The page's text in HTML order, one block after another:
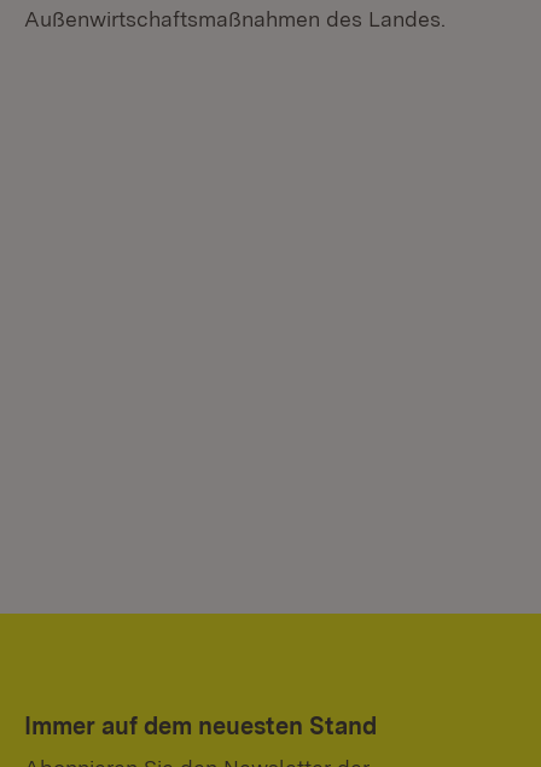
Außenwirtschaftsmaßnahmen des Landes.
Immer auf dem neuesten Stand